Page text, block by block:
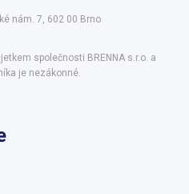
nám. 7, 602 00 Brno
společnosti BRENNA s.r.o. a
je nezákonné.